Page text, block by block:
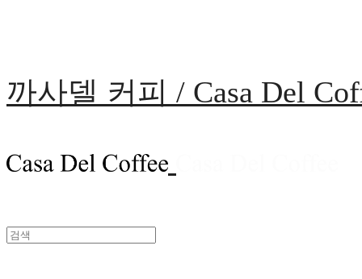
까사델 커피 / Casa Del